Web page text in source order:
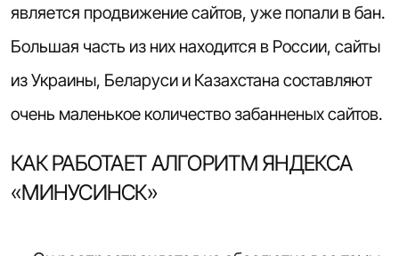
является продвижение сайтов, уже попали в бан.
Большая часть из них находится в России, сайты
из Украины, Беларуси и Казахстана составляют
очень маленькое количество забанненых сайтов.
КАК РАБОТАЕТ АЛГОРИТМ ЯНДЕКСА
«МИНУСИНСК»